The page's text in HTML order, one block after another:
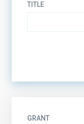
TITLE
GRANT